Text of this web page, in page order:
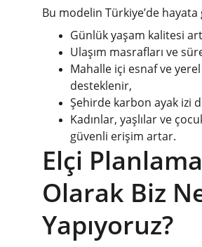
Bu modelin Türkiye’de hayata
Günlük yaşam kalitesi
Ulaşım masrafları ve
Mahalle içi esnaf ve
desteklenir,
Şehirde karbon ayak izi
Kadınlar, yaşlılar ve
güvenli erişim artar.
Elçi Planlama
Olarak Biz
Yapıyoruz?